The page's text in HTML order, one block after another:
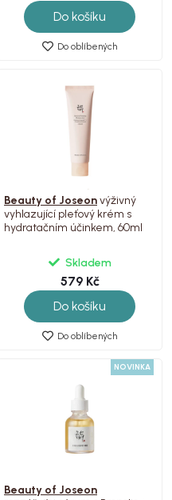
Do košíku
Do oblíbených
Beauty of Joseonvýživný
vyhlazující pleťový krém s
hydratačním účinkem, 60ml
Skladem
579 Kč
Do košíku
Do oblíbených
NOVINKA
Beauty of Joseon